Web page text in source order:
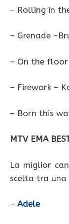
– Rolling in
– Grenade -
– On the
– Firework –
– Born this
MTV EMA
La miglior
scelta tra una
– Adele